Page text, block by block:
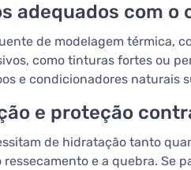
adequados com o
de modelagem térmica,
como tinturas fortes ou
e condicionadores naturais
e proteção
de hidratação tanto
e a quebra. Se